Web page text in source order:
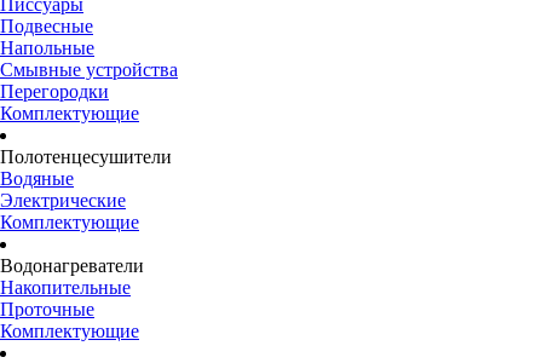
Писсуары
Подвесные
Напольные
Смывные устройства
Перегородки
Комплектующие
Полотенцесушители
Водяные
Электрические
Комплектующие
Водонагреватели
Накопительные
Проточные
Комплектующие